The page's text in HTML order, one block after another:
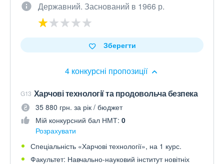
Державний. Заснований в 1966 р.
4 конкурсні пропозиції
Зберегти
G13 Харчові технології та продовольча безпека
35 880 грн. за рік / бюджет
Мій конкурсний бал НМТ: 0
Розрахувати
Спеціальність «Харчові технології», на 1 курс.
Факультет: Навчально-науковий інститут новітніх